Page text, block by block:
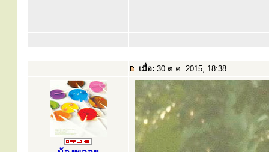
เมื่อ: 30 ต.ค. 2015, 18:38